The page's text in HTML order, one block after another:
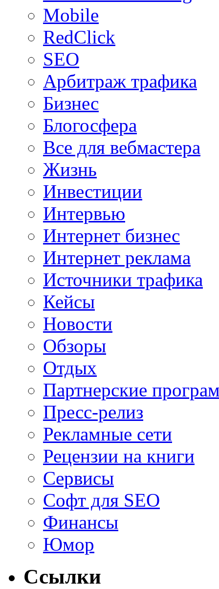
Mobile
RedClick
SEO
Арбитраж трафика
Бизнес
Блогосфера
Все для вебмастера
Жизнь
Инвестиции
Интервью
Интернет бизнес
Интернет реклама
Источники трафика
Кейсы
Новости
Обзоры
Отдых
Партнерские
Пресс-релиз
Рекламные сети
Рецензии на книги
Сервисы
Софт для SEO
Финансы
Юмор
Ссылки